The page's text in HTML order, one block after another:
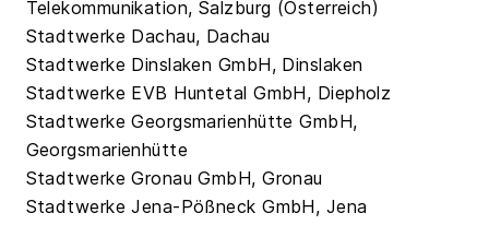
Telekommunikation, Salzburg (Österreich)
Stadtwerke Dachau, Dachau
Stadtwerke Dinslaken GmbH, Dinslaken
Stadtwerke EVB Huntetal GmbH, Diepholz
Stadtwerke Georgsmarienhütte GmbH,
Georgsmarienhütte
Stadtwerke Gronau GmbH, Gronau
Stadtwerke Jena-Pößneck GmbH, Jena